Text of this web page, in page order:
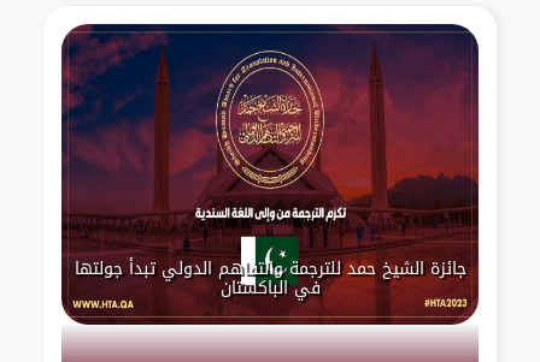
جائزة الشيخ حمد للترجمة والتفاهم الدولي تبدأ جولتها
في الباكستان